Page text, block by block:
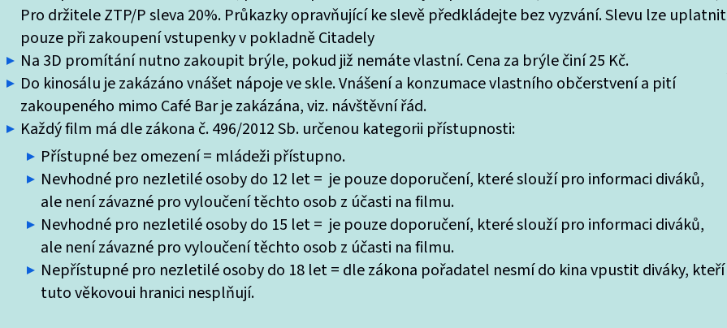
Pro držitele ZTP/P sleva 20%. Průkazky opravňující ke slevě předkládejte bez vyzvání. Slevu lze uplatnit
pouze při zakoupení vstupenky v pokladně Citadely
Na 3D promítání nutno zakoupit brýle, pokud již nemáte vlastní. Cena za brýle činí 25 Kč.
Do kinosálu je zakázáno vnášet nápoje ve skle. Vnášení a konzumace vlastního občerstvení a pití
zakoupeného mimo Café Bar je zakázána, viz. návštěvní řád.
Každý film má dle zákona č. 496/2012 Sb. určenou kategorii přístupnosti:
Přístupné bez omezení = mládeži přístupno.
Nevhodné pro nezletilé osoby do 12 let = je pouze doporučení, které slouží pro informaci diváků,
ale není závazné pro vyloučení těchto osob z účasti na filmu.
Nevhodné pro nezletilé osoby do 15 let = je pouze doporučení, které slouží pro informaci diváků,
ale není závazné pro vyloučení těchto osob z účasti na filmu.
Nepřístupné pro nezletilé osoby do 18 let = dle zákona pořadatel nesmí do kina vpustit diváky, kteří
tuto věkovoui hranici nesplňují.